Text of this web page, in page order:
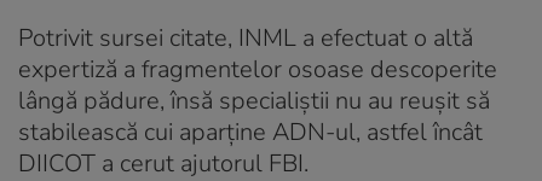
Potrivit sursei citate, INML a efectuat o altă
expertiză a fragmentelor osoase descoperite
lângă pădure, însă specialiştii nu au reuşit să
stabilească cui aparţine ADN-ul, astfel încât
DIICOT a cerut ajutorul FBI.